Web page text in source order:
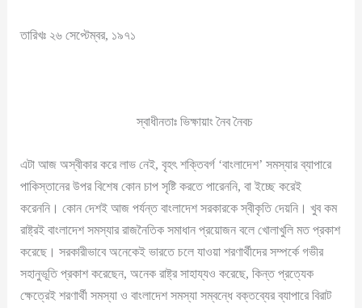
তারিখঃ ২৬ সেপ্টেম্বর, ১৯৭১
স্বাধীনতাঃ ভিক্ষায়াং নৈব নৈবচ
এটা আজ অস্বীকার করে লাভ নেই, বৃহৎ শক্তিবর্গ ‘বাংলাদেশ’ সমস্যার ব্যাপারে
পাকিস্তানের উপর বিশেষ কোন চাপ সৃষ্টি করতে পারেননি, বা ইচ্ছে করেই
করেননি। কোন দেশই আজ পর্যন্ত বাংলাদেশ সরকারকে স্বীকৃতি দেয়নি। খুব কম
রাষ্ট্রই বাংলাদেশ সমস্যার রাজনৈতিক সমাধান প্রয়োজন বলে খোলাখুলি মত প্রকাশ
করেছে। সরকারীভাবে অনেকেই ভারতে চলে যাওয়া শরণার্থীদের সম্পর্কে গভীর
সহানুভূতি প্রকাশ করেছেন, অনেক রাষ্ট্র সাহায্যও করেছে, কিন্ত প্রত্যেক
ক্ষেত্রেই শরণার্থী সমস্যা ও বাংলাদেশ সমস্যা সম্বন্ধে বক্তব্যের ব্যাপারে বিরাট